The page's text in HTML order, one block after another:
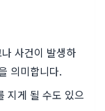
사건이 발생하
의미합니다.
지게 될 수도 있으